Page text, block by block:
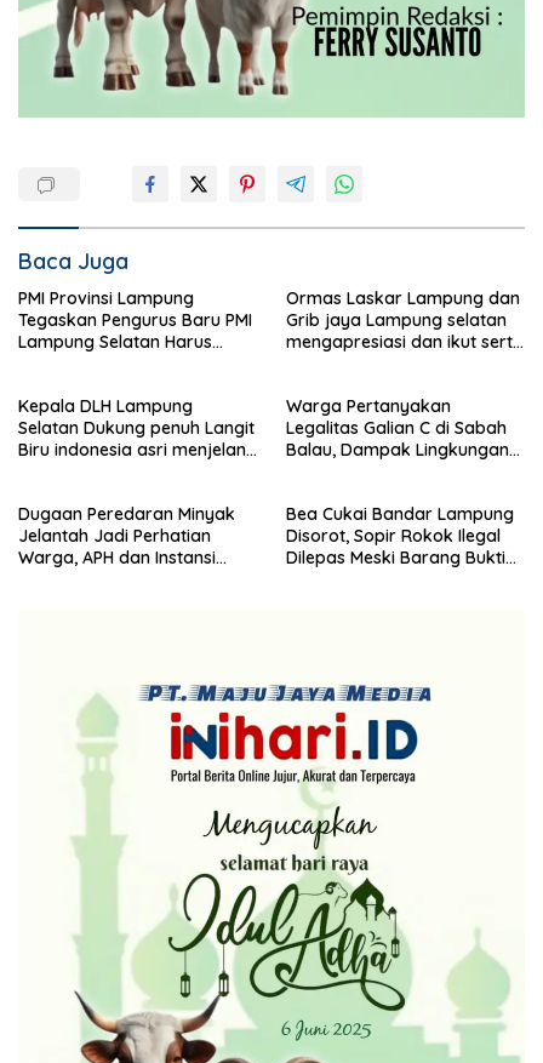
Baca Juga
PMI Provinsi Lampung
Tegaskan Pengurus Baru PMI
Lampung Selatan Harus
Ormas Laskar Lampung dan
Grib jaya Lampung selatan
mengapresiasi dan ikut serta
(dewan pimpinan cabang)
Partai Demokrat Lampung
Selatan gelar aksi bersih-
Kepala DLH Lampung
Selatan Dukung penuh Langit
Biru indonesia asri menjelang
Warga Pertanyakan
Legalitas Galian C di Sabah
Balau, Dampak Lingkungan
Dugaan Peredaran Minyak
Jelantah Jadi Perhatian
Warga, APH dan Instansi
Bea Cukai Bandar Lampung
Disorot, Sopir Rokok Ilegal
Dilepas Meski Barang Bukti